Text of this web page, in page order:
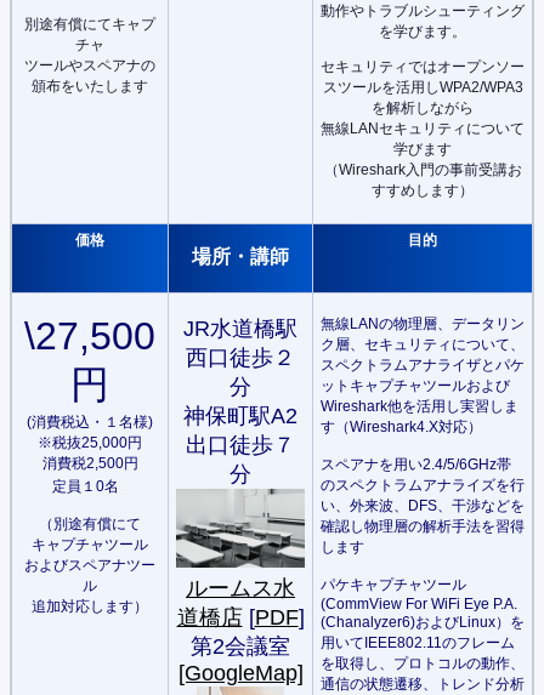
別途有償にてキャプ
チャ
ツールやスペアナの
頒布をいたします
動作やトラブルシューティング
を学びます。
セキュリティではオープンソー
スツールを活用しWPA2/WPA3
を解析しながら
無線LANセキュリティについて
学びます
（Wireshark入門の事前受講お
すすめします）
価格
場所・講師
目的
\27,500
円
(消費税込・１名様)
※税抜25,000円
消費税2,500円
定員１0名
（別途有償にて
キャプチャツール
およびスペアナツー
ル
追加対応します）
JR水道橋駅
西口徒歩２
分
神保町駅A2
出口徒歩７
分
ルームス水
道橋店[PDF]
第2会議室
[GoogleMap]
無線LANの物理層、データリン
ク層、セキュリティについて、
スペクトラムアナライザとパケ
ットキャプチャツールおよび
Wireshark他を活用し実習しま
す（Wireshark4.X対応）
スペアナを用い2.4/5/6GHz帯
のスペクトラムアナライズを行
い、外来波、DFS、干渉などを
確認し物理層の解析手法を習得
します
パケキャプチャツール
(CommView For WiFi Eye P.A.
(Chanalyzer6)およびLinux）を
用いてIEEE802.11のフレーム
を取得し、プロトコルの動作、
通信の状態遷移、トレンド分析